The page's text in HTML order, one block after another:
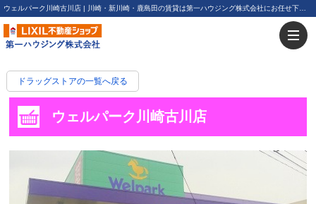
ドラッグストアの一覧へ戻る
ウェルパーク川崎古川店